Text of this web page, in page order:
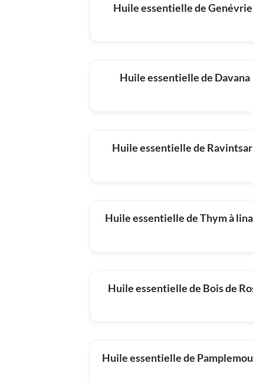
Huile essentielle de
Huile essentielle de Davana
Huile essentielle de
Huile essentielle de Thym à
Huile essentielle de Bois de
Huile essentielle de